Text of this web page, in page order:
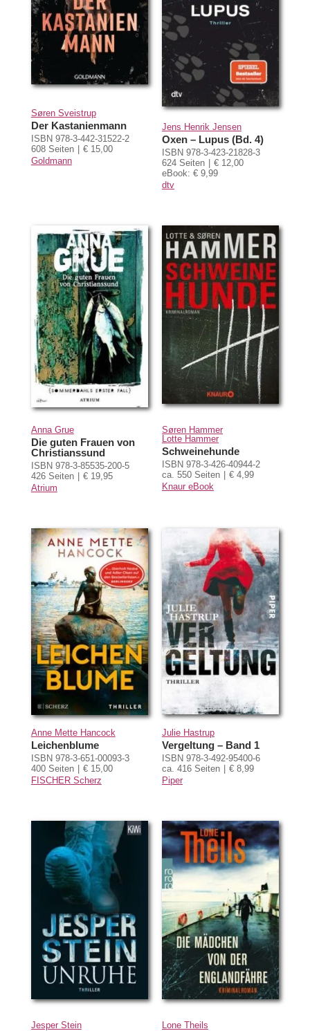
Søren Sveistrup
Der Kastanienmann
ISBN 978-3-442-31522-2
608 Seiten
€ 15,00
Goldmann
Jens Henrik Jensen
Oxen – Lupus (Bd. 4)
ISBN 978-3-423-21828-3
624 Seiten
€ 12,00
eBook: € 9,99
dtv
Anna Grue
Die guten Frauen von
Christianssund
ISBN 978-3-85535-200-5
426 Seiten
€ 19,95
Atrium
Søren Hammer
Lotte Hammer
Schweinehunde
ISBN 978-3-426-40944-2
ca. 550 Seiten
€ 4,99
Knaur eBook
Anne Mette Hancock
Leichenblume
ISBN 978-3-651-00093-3
400 Seiten
€ 15,00
FISCHER Scherz
Julie Hastrup
Vergeltung – Band 1
ISBN 978-3-492-95400-6
ca. 416 Seiten
€ 8,99
Piper
Jesper Stein Lone Theils